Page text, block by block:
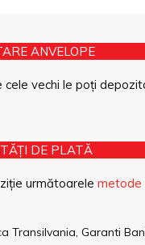
ANVELOPE
cele vechi le poți
DE PLATĂ
următoarele metode
Transilvania, Garanti